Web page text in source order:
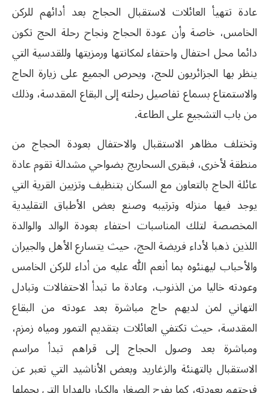
عادة تتهيأ العائلات لاستقبال الحجاج بعد أدائهم للركن
الخامس، خاصة وأن عودة الحجاج ونجاح رحلة الحج تكون
دائما محل احتفال واحتفاء لمكانتها ورمزيتها وللقدسية التي
ينظر بها الجزائريون للحج، ويحرص الجميع على زيارة الحاج
والاستمتاع بسماع تفاصيل رحلته إلى البقاع المقدسة، وذلك
من باب التشجيع على الطاعة.
وتختلف مظاهر الاستقبال والاحتفال بعودة الحجاج من
منطقة لأخرى، فبقرى السحاريج بضواحي مشدالة تقوم عادة
عائلة الحاج بالتعاون مع السكان بتنظيف وتزيين القرية التي
يوجد فيها منزله وترتيبه وصنع بعض الأطباق التقليدية
المخصصة لتلك المناسبات احتفاء بعودة الوالد والوالدة
اللذين ذهبا لأداء فريضة الحج، حيث يتسارع الأهل والجيران
والأحباب ليهنئوه بما أنعم الله عليه من أداء للركن الخامس
وعودته خاليا من الذنوب، وعادة ما تبدأ الاحتفالات وتبادل
التهاني لمن لديهم حاج مباشرة بعد عودته من البقاع
المقدسة، حيث تكتفي العائلات بتقديم التمور ومياه زمزم،
ومباشرة بعد وصول الحجاج إلى قراهم تبدأ مراسم
الاستقبال بالتهنئة والزغاريد وبعض الأناشيد التي تعبر عن